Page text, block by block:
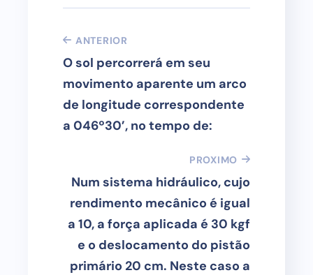
ANTERIOR
O sol percorrerá em seu
movimento aparente um arco
de longitude correspondente
a 046º30’, no tempo de:
PROXIMO
Num sistema hidráulico, cujo
rendimento mecânico é igual
a 10, a força aplicada é 30 kgf
e o deslocamento do pistão
primário 20 cm. Neste caso a